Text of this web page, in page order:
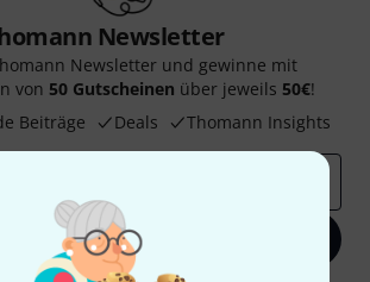
Newsletter
Newsletter und gewinne mit
von 50 Gutscheinen über jeweils 50€!
Beiträge
Deals Thomann Insights
Jetzt anmelden